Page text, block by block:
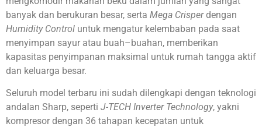
banyak dan berukuran besar, serta Mega Crisperdengan
Humidity Control untuk mengatur kelembaban pada saat
menyimpan sayur atau buah–buahan, memberikan
kapasitas penyimpanan maksimal untuk rumah tangga aktif
dan keluarga besar.
Seluruh model terbaru ini sudah dilengkapi dengan teknologi
andalan Sharp, seperti J-TECH Inverter Technology, yakni
kompresor dengan 36 tahapan kecepatan untuk